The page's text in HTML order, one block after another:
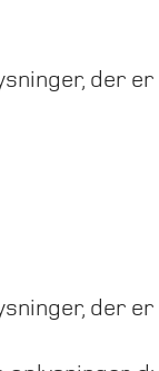
der
der